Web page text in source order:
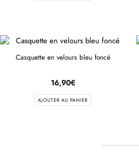
Casquette en velours bleu foncé
16,90€
AJOUTER AU PANIER